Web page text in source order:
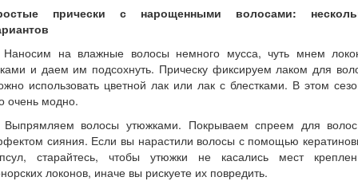
прически с нарощенными волосами:
на влажные волосы немного мусса, чуть мнем
и даем им подсохнуть. Прическу фиксируем лаком для
использовать цветной лак или лак с блестками. В этом
очень модно.
волосы утюжками. Покрываем спреем для
сияния. Если вы нарастили волосы с помощью
старайтесь, чтобы утюжки не касались мест
локонов, иначе вы рискуете их повредить.